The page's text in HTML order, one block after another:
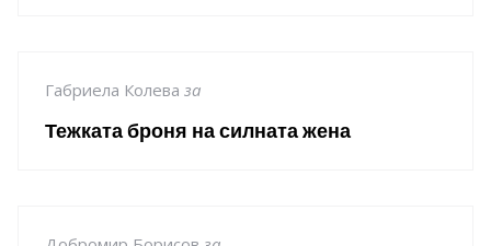
Габриела Колева за
Тежката броня на силната жена